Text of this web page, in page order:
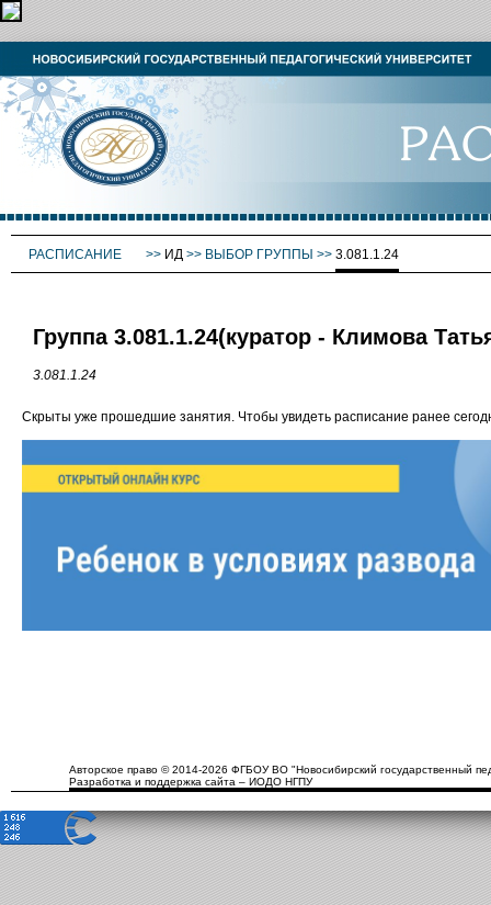
РАСПИСАНИЕ >> ИД >> ВЫБОР ГРУППЫ >> 3.081.1.24
Группа 3.081.1.24(куратор - Климова
3.081.1.24
Скрыты уже прошедшие занятия. Чтобы увидеть расписание ранее
Авторское право © 2014-2026 ФГБОУ ВО "Новосибирский государственный
Разработка и поддержка сайта – ИОДО НГПУ